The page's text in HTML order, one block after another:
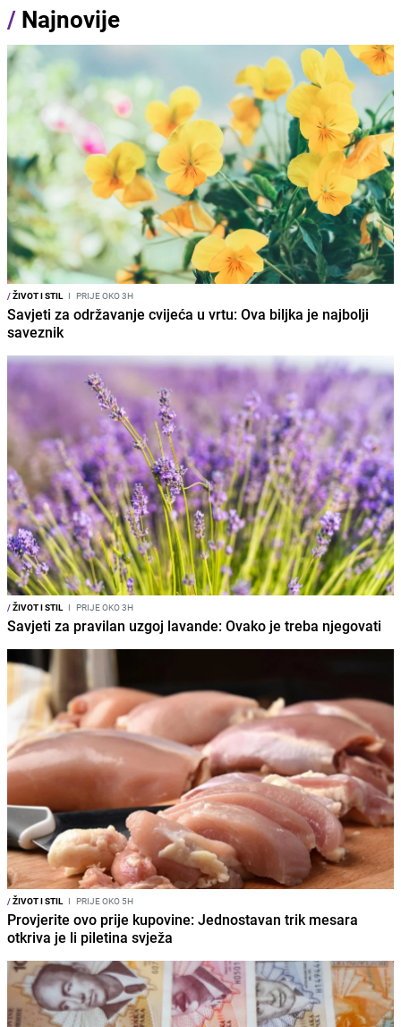
/ Najnovije
/ŽIVOT I STIL I PRIJE OKO 3H
Savjeti za održavanje cvijeća u vrtu: Ova biljka je najbolji
saveznik
/ŽIVOT I STIL I PRIJE OKO 3H
Savjeti za pravilan uzgoj lavande: Ovako je treba njegovati
/ŽIVOT I STIL I PRIJE OKO 5H
Provjerite ovo prije kupovine: Jednostavan trik mesara
otkriva je li piletina svježa